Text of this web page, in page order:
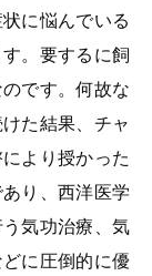
に悩んでいる
。要するに飼
です。何故な
た結果、チャ
より授かった
り、西洋医学
気功治療、気
に圧倒的に優